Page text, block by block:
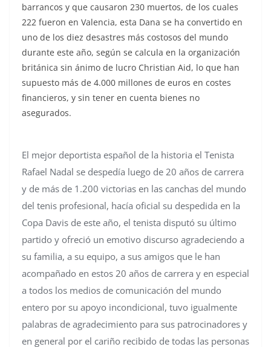
barrancos y que causaron 230 muertos, de los cuales
222 fueron en Valencia, esta Dana se ha convertido en
uno de los diez desastres más costosos del mundo
durante este año, según se calcula en la organización
británica sin ánimo de lucro Christian Aid, lo que han
supuesto más de 4.000 millones de euros en costes
financieros, y sin tener en cuenta bienes no
asegurados.
El mejor deportista español de la historia el Tenista
Rafael Nadal se despedía luego de 20 años de carrera
y de más de 1.200 victorias en las canchas del mundo
del tenis profesional, hacía oficial su despedida en la
Copa Davis de este año, el tenista disputó su último
partido y ofreció un emotivo discurso agradeciendo a
su familia, a su equipo, a sus amigos que le han
acompañado en estos 20 años de carrera y en especial
a todos los medios de comunicación del mundo
entero por su apoyo incondicional, tuvo igualmente
palabras de agradecimiento para sus patrocinadores y
en general por el cariño recibido de todas las personas